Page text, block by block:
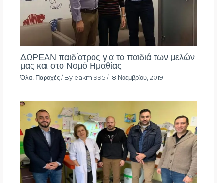
ΔΩΡΕΑΝ παιδίατρος για τα παιδιά των μελών
μας και στο Νομό Ημαθίας
Όλα, Παροχές/ By eakm1995 / 18 Νοεμβρίου, 2019